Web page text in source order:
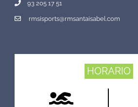
93 205 17 51
rmsisports@rmsantaisabel.com
HORARIO